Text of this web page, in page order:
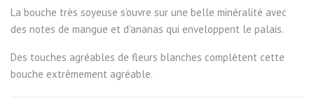
La bouche très soyeuse s’ouvre sur une belle minéralité avec
des notes de mangue et d’ananas qui enveloppent le palais.
Des touches agréables de fleurs blanches complètent cette
bouche extrêmement agréable.